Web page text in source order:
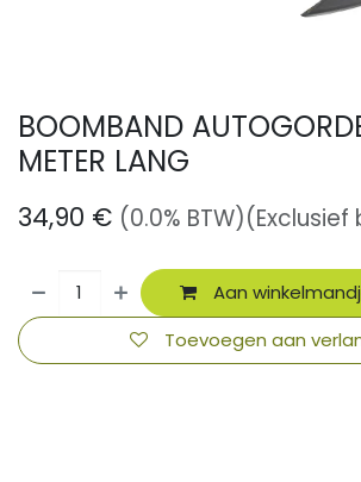
BOOMBAND
METER LANG
34,90 € (0.0% BTW)(Exclusief
Aan
Toevoegen aan